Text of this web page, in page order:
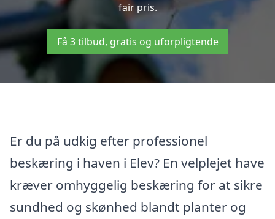
fair pris.
Få 3 tilbud, gratis og uforpligtende
Er du på udkig efter professionel
beskæring i haven i Elev? En velplejet have
kræver omhyggelig beskæring for at sikre
sundhed og skønhed blandt planter og